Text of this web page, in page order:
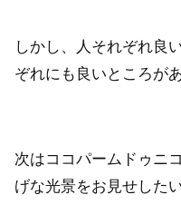
しかし、人それぞれ良
ぞれにも良いところが
次はココパームドゥニ
げな光景をお見せした